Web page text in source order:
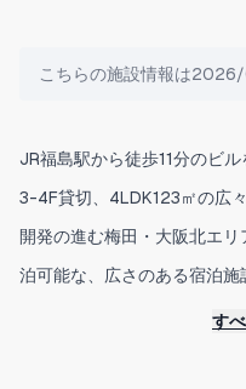
こちらの施設情報は
JR福島駅から徒歩11分のビル
3-4F貸切、4LDK123㎡の広
開発の進む梅田・大阪北エ
泊可能な、広さのある宿泊施
開放的なフロアで、非日常を
す